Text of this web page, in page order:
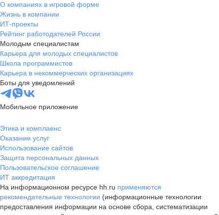
О компаниях в игровой форме
Жизнь в компании
ИТ-проекты
Рейтинг работодателей России
Молодым специалистам
Карьера для молодых специалистов
Школа программистов
Карьера в некоммерческих организациях
Боты для уведомлений
Мобильное приложение
Этика и комплаенс
Оказание услуг
Использование сайтов
Защита персональных данных
Пользовательское соглашение
ИТ аккредитация
На информационном ресурсе hh.ru применяются
рекомендательные технологии (информационные технологии
предоставления информации на основе сбора, систематизации